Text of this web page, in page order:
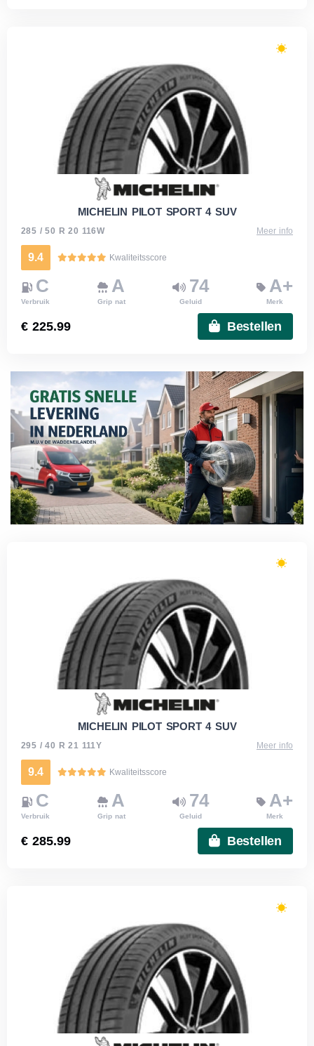
MICHELIN PILOT SPORT 4 SUV
285 / 50 R 20 116W Meer info
9.4 Kwaliteitsscore
C
Verbruik
A
Grip nat
74
Geluid
A+
Merk
€ 225.99 Bestellen
MICHELIN PILOT SPORT 4 SUV
295 / 40 R 21 111Y Meer info
9.4 Kwaliteitsscore
C
Verbruik
A
Grip nat
74
Geluid
A+
Merk
€ 285.99 Bestellen